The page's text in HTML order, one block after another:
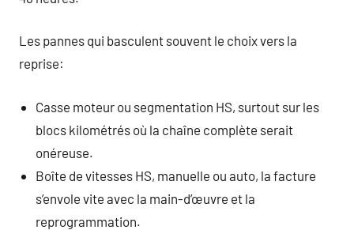
Les pannes qui basculent souvent le choix vers la
reprise:
Casse moteur ou segmentation HS, surtout sur les
blocs kilométrés où la chaîne complète serait
onéreuse.
Boîte de vitesses HS, manuelle ou auto, la facture
s’envole vite avec la main-d’œuvre et la
reprogrammation.